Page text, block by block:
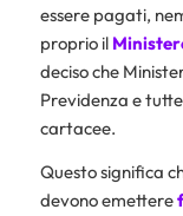
essere pagati,
proprio il
deciso che
Previdenza e
cartacee.
Questo significa
devono emettere